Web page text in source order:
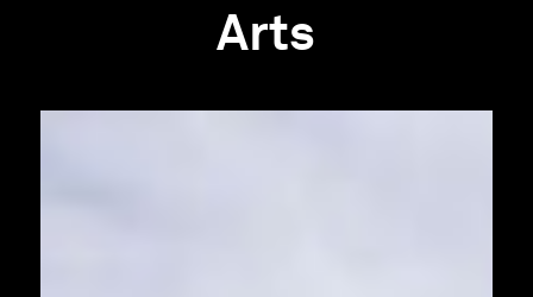
Arts
Infos pratiques